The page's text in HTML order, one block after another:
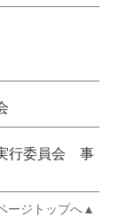
行委員会 事
ージトップへ▲